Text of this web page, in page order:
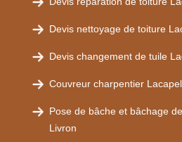
Devis nettoyage de toiture
Devis changement de tuile
Couvreur charpentier
Pose de bâche et bâchage
Livron